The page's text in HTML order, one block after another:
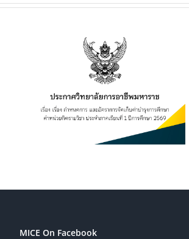
ประกาศวิทยาลัยฯ เรื่อง
การเปิดประมูลผู้เช่าร้านค้า
เพื่อจำหน่ายอาหาร และ
เครื่องดื่ม ในวิทยาลัยการ
อาชีพมหาราช ประจำปีการ
ศึกษา 2569
MICE On Facebook